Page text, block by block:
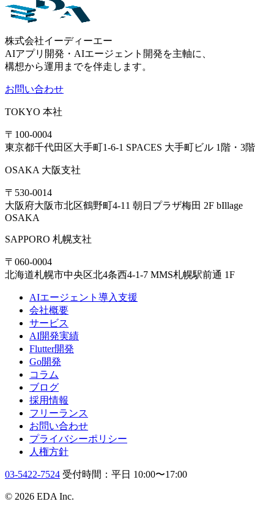
株式会社イーディーエー
AIアプリ開発・AIエージェント開発を主軸に、
構想から運用までを伴走します。
お問い合わせ
TOKYO 本社
〒100-0004
東京都千代田区大手町1-6-1 SPACES 大手町ビル 1階・3階
OSAKA 大阪支社
〒530-0014
大阪府大阪市北区鶴野町4-11 朝日プラザ梅田 2F bIllage
OSAKA
SAPPORO 札幌支社
〒060-0004
北海道札幌市中央区北4条西4-1-7 MMS札幌駅前通 1F
AIエージェント導入支援
会社概要
サービス
AI開発実績
Flutter開発
Go開発
コラム
ブログ
採用情報
フリーランス
お問い合わせ
プライバシーポリシー
人権方針
03-5422-7524 受付時間：平日 10:00〜17:00
© 2026 EDA Inc.